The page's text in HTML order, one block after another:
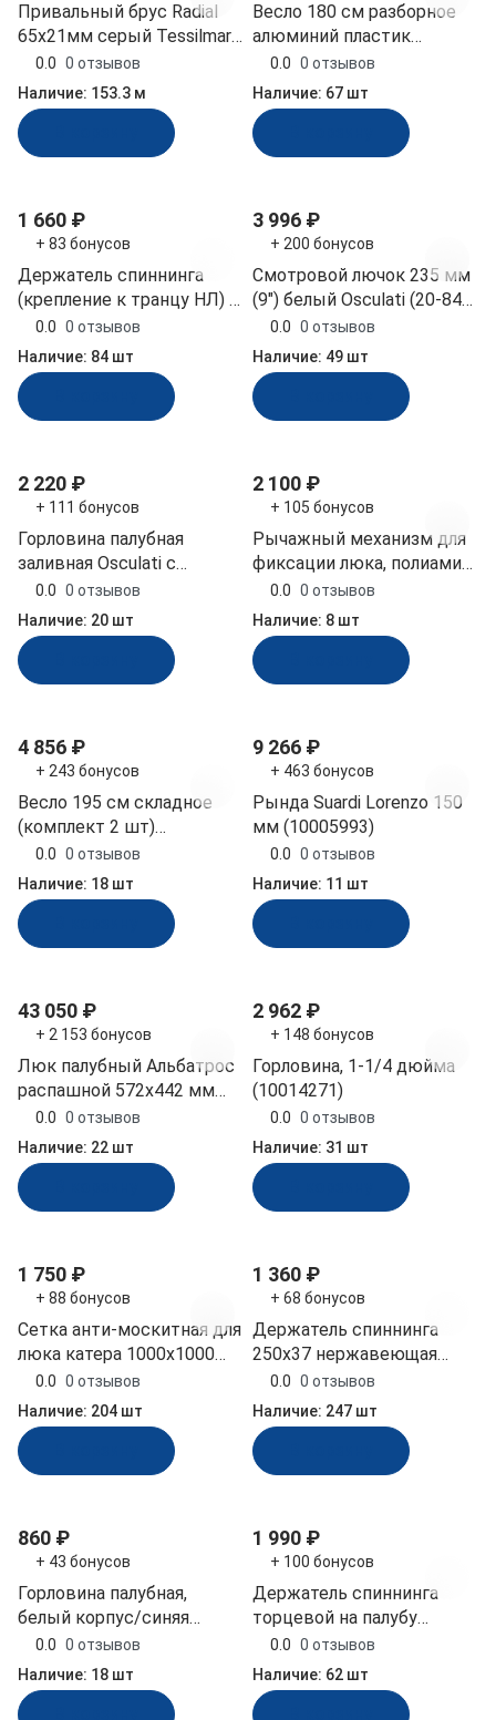
Привальный брус Radial
65х21мм серый Tessilmare
ПВХ (10250351)
0.0 0 отзывов
Наличие: 153.3 м
Весло 180 см разборное
алюминий пластик
Easterner (C50101)
0.0 0 отзывов
Наличие: 67 шт
1 660 ₽
+ 83 бонусов
Держатель спиннинга
(крепление к транцу НЛ) 2
шт. в комплекте
(030610T)
0.0 0 отзывов
Наличие: 84 шт
3 996 ₽
+ 200 бонусов
Смотровой лючок 235 мм
(9") белый Osculati (20-844-
00)0.0 0 отзывов
Наличие: 49 шт
2 220 ₽
+ 111 бонусов
Горловина палубная
заливная Osculati с
вентиляцией (10262376)
0.0 0 отзывов
Наличие: 20 шт
2 100 ₽
+ 105 бонусов
Рычажный механизм для
фиксации люка, полиамид
(030884T)
0.0 0 отзывов
Наличие: 8 шт
4 856 ₽
+ 243 бонусов
Весло 195 см складное
(комплект 2 шт)
алюминий пластик
Easterner (C501046.5)
0.0 0 отзывов
Наличие: 18 шт
9 266 ₽
+ 463 бонусов
Рында Suardi Lorenzo 150
мм (10005993)
0.0 0 отзывов
Наличие: 11 шт
43 050 ₽
+ 2 153 бонусов
Люк палубный Альбатрос
распашной 572х442 мм
чёрный (030832T)
0.0 0 отзывов
Наличие: 22 шт
2 962 ₽
+ 148 бонусов
Горловина, 1-1/4 дюйма
(10014271)
0.0 0 отзывов
Наличие: 31 шт
1 750 ₽
+ 88 бонусов
Сетка анти-москитная для
люка катера 1000x1000
мм (030862TM)
0.0 0 отзывов
Наличие: 204 шт
1 360 ₽
+ 68 бонусов
Держатель спиннинга
250х37 нержавеющая
сталь, 450 гр (030601T)
0.0 0 отзывов
Наличие: 247 шт
860 ₽
+ 43 бонусов
Горловина палубная,
белый корпус/синяя
крышка, 38 мм (10252294)
0.0 0 отзывов
Наличие: 18 шт
1 990 ₽
+ 100 бонусов
Держатель спиннинга
торцевой на палубу
наклонный, алюминий
(030634T)
0.0 0 отзывов
Наличие: 62 шт